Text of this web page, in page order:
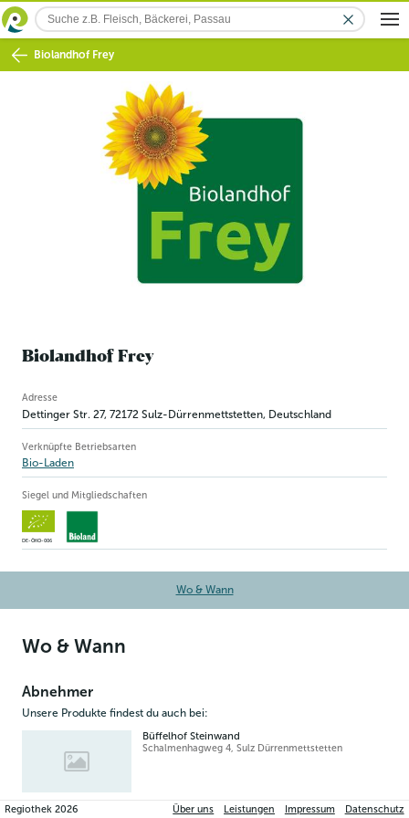
Biolandhof Frey
Biolandhof Frey
Betriebsinformation
Adresse
Dettinger Str. 27, 72172 Sulz-Dürrenmettstetten, Deutschland
Verknüpfte Betriebsarten
Bio-Laden
Siegel und Mitgliedschaften
DE-ÖKO-006
Wo & Wann
Wo & Wann
Abnehmer
Unsere Produkte findest du auch bei:
Büffelhof Steinwand
Schalmenhagweg 4, Sulz Dürrenmettstetten
Regiothek2026 Über uns Leistungen Impressum Datenschutz